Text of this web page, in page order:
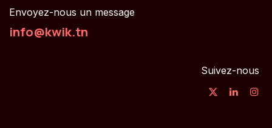
Envoyez-nous un message
info@kwik.tn
Suivez-nous